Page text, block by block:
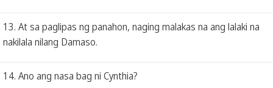
13. At sa paglipas ng panahon, naging malakas na ang lalaki na
nakilala nilang Damaso.
14. Ano ang nasa bag ni Cynthia?